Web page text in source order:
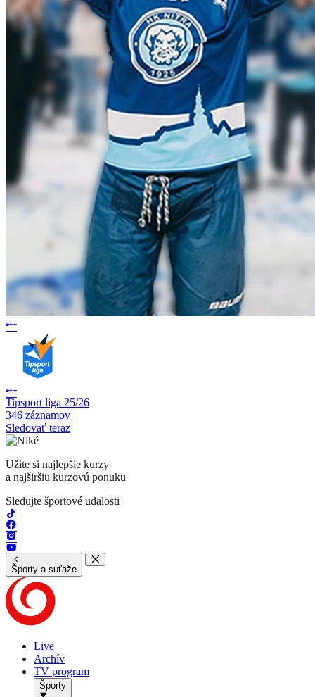
Tipsport liga 25/26
346 záznamov
Sledovať teraz
Užite si najlepšie kurzy
a najširšiu kurzovú ponuku
Sledujte športové udalosti
Športy a suťaže
Live
Archív
TV program
Športy